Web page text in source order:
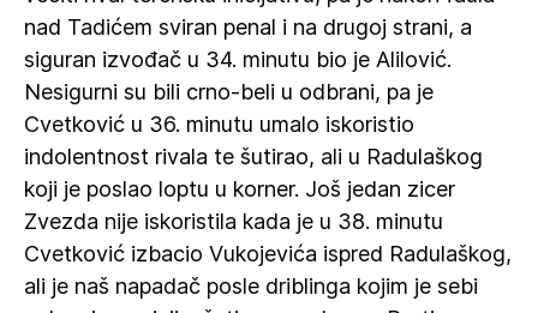
nad Tadićem sviran penal i na drugoj strani, a
siguran izvođač u 34. minutu bio je Alilović.
Nesigurni su bili crno-beli u odbrani, pa je
Cvetković u 36. minutu umalo iskoristio
indolentnost rivala te šutirao, ali u Radulaškog
koji je poslao loptu u korner. Još jedan zicer
Zvezda nije iskoristila kada je u 38. minutu
Cvetković izbacio Vukojevića ispred Radulaškog,
ali je naš napadač posle driblinga kojim je sebi